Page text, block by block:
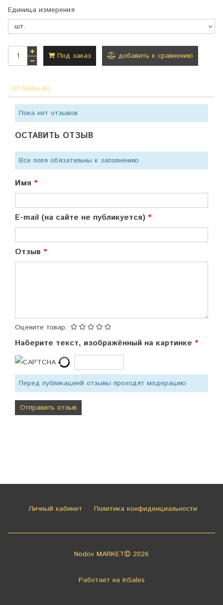
Единица измерения
Под заказ добавить к сравнению
ОТЗЫВЫ (0)
Пока нет отзывов
ОСТАВИТЬ ОТЗЫВ
Все поля обязательны к заполнению
Имя
E-mail (на сайте не публикуется)
Отзыв
Оцените товар:
Наберите текст, изображённый на картинке
Перед публикацией отзывы проходят модерацию
Личный кабинет Политика конфиденциальности
Nodov MARKET 2026
Работает на InSales